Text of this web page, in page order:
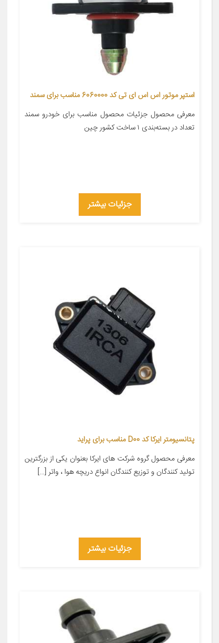
استپر موتور اس اس ای تی کد 6060000 مناسب برای سمند
معرفی محصول جزئیات محصول مناسب برای خودرو سمند
تعداد در بسته‌بندی ۱ ساخت کشور چین
جزئیات بیشتر
پتانسیومتر ایرکا کد D00 مناسب برای پراید
معرفی محصول گروه شرکت های ایرکا بعنوان یکی از بزرگترین
تولید کنندگان و توزیع کنندگان انواع دریچه هوا ، واتر […]
جزئیات بیشتر